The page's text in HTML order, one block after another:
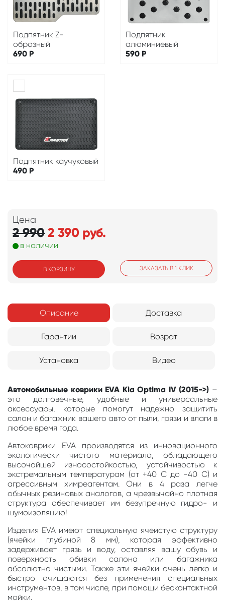
Подпятник Z-
образный
690 Р
Подпятник
алюминиевый
590 Р
Подпятник каучуковый
490 Р
Цена
2 9902 390 руб.
в наличии
В КОРЗИНУ ЗАКАЗАТЬ В 1 КЛИК
Описание Доставка
Гарантии Возрат
Установка Видео
Автомобильные коврики EVA Kia Optima IV (2015->) –
это долговечные, удобные и универсальные
аксессуары, которые помогут надежно защитить
салон и багажник вашего авто от пыли, грязи и влаги в
любое время года.
Автоковрики EVA производятся из инновационного
экологически чистого материала, обладающего
высочайшей износостойкостью, устойчивостью к
экстремальным температурам (от +40 С до -40 С) и
агрессивным химреагентам. Они в 4 раза легче
обычных резиновых аналогов, а чрезвычайно плотная
структура обеспечивает им безупречную гидро- и
шумоизоляцию!
Изделия EVA имеют специальную ячеистую структуру
(ячейки глубиной 8 мм), которая эффективно
задерживает грязь и воду, оставляя вашу обувь и
поверхность обивки салона или багажника
абсолютно чистыми. Также эти ячейки очень легко и
быстро очищаются без применения специальных
инструментов, в том числе, при помощи бесконтактной
мойки.